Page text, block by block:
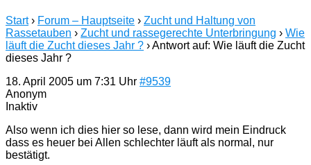
Start › Forum – Hauptseite › Zucht und Haltung von
Rassetauben › Zucht und rassegerechte Unterbringung › Wie
läuft die Zucht dieses Jahr ? ›Antwort auf: Wie läuft die Zucht
dieses Jahr ?
18. April 2005 um 7:31 Uhr #9539
Anonym
Inaktiv
Also wenn ich dies hier so lese, dann wird mein Eindruck
dass es heuer bei Allen schlechter läuft als normal, nur
bestätigt.